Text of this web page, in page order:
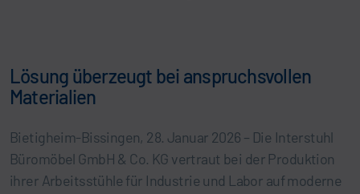
Lösung überzeugt bei anspruchsvollen
Materialien
Bietigheim-Bissingen, 28. Januar 2026 – Die Interstuhl
Büromöbel GmbH & Co. KG vertraut bei der Produktion
ihrer Arbeitsstühle für Industrie und Labor auf moderne